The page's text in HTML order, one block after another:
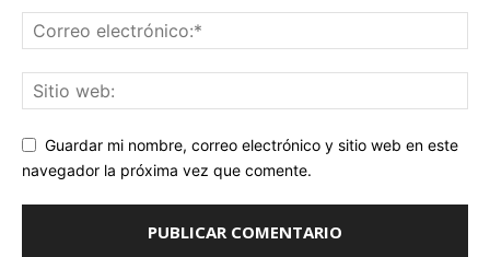
Guardar mi nombre, correo electrónico y sitio web en este
navegador la próxima vez que comente.